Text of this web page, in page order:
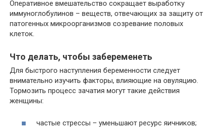
Оперативное вмешательство сокращает выработку
иммуноглобулинов – веществ, отвечающих за защиту от
патогенных микроорганизмов созревание половых
клеток.
Что делать, чтобы забеременеть
Для быстрого наступления беременности следует
внимательно изучить факторы, влияющие на овуляцию.
Тормозить процесс зачатия могут такие действия
женщины:
частые стрессы – уменьшают ресурс яичников;